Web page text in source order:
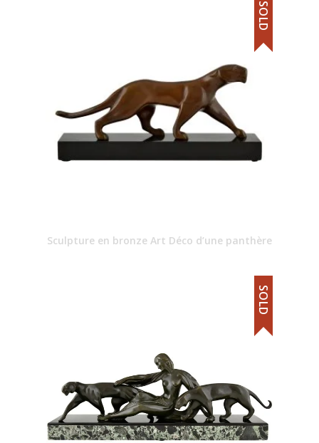
Sculpture en bronze Art Déco d’une panthère
SOLD
SOLD